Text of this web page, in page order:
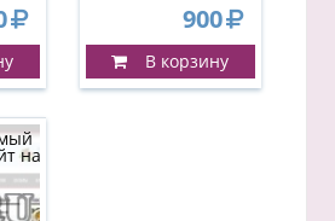
900
В корзину
на